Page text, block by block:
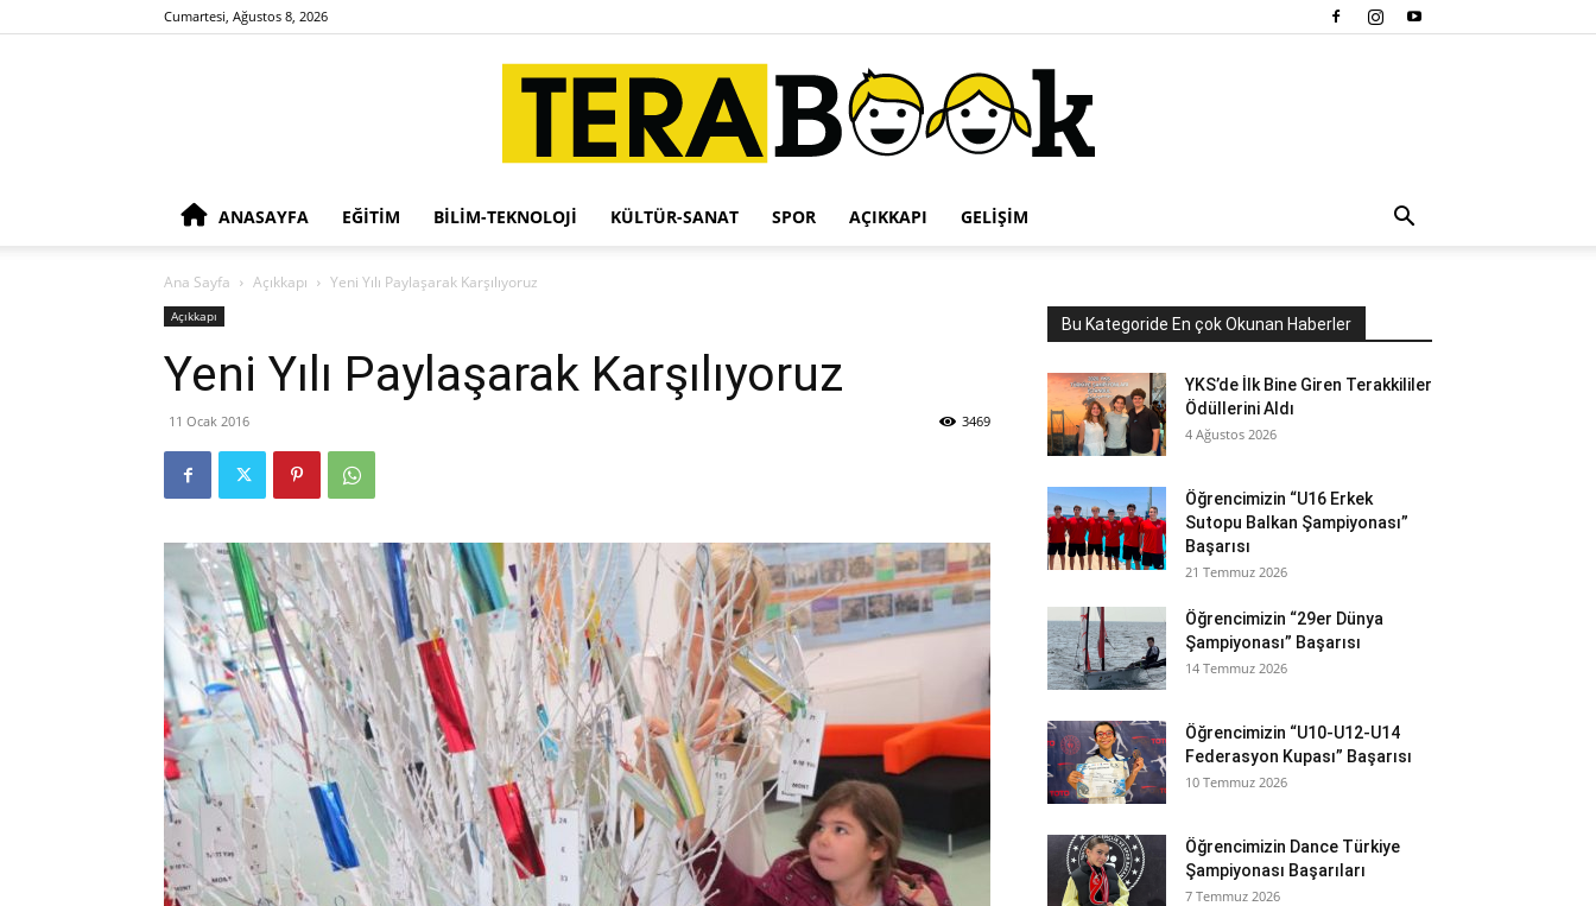
Cumartesi, Ağustos 8, 2026
ANASAYFA EĞITIM BILIM-TEKNOLOJI KÜLTÜR-SANAT SPOR AÇIKKAPI GELIŞIM
Ana Sayfa Açıkkapı Yeni Yılı Paylaşarak Karşılıyoruz
Açıkkapı
Yeni Yılı Paylaşarak Karşılıyoruz
11 Ocak 2016 3469
Bu Kategoride En çok Okunan Haberler
YKS’de İlk Bine Giren Terakkililer
Ödüllerini Aldı
4 Ağustos 2026
Öğrencimizin “U16 Erkek
Sutopu Balkan Şampiyonası”
Başarısı
21 Temmuz 2026
Öğrencimizin “29er Dünya
Şampiyonası” Başarısı
14 Temmuz 2026
Öğrencimizin “U10-U12-U14
Federasyon Kupası” Başarısı
10 Temmuz 2026
Öğrencimizin Dance Türkiye
Şampiyonası Başarıları
7 Temmuz 2026